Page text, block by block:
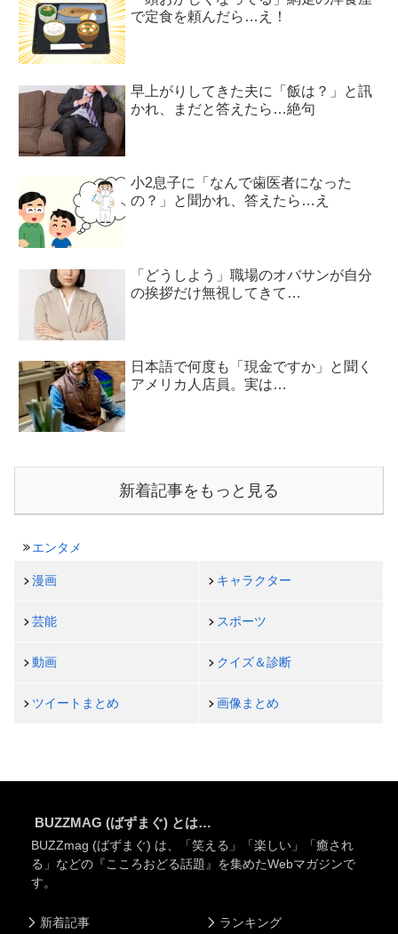
で定食を頼んだら…え！
早上がりしてきた夫に「飯は？」と訊
かれ、まだと答えたら…絶句
小2息子に「なんで歯医者になった
の？」と聞かれ、答えたら…え
「どうしよう」職場のオバサンが自分
の挨拶だけ無視してきて…
日本語で何度も「現金ですか」と聞く
アメリカ人店員。実は…
新着記事をもっと見る
エンタメ
漫画 キャラクター
芸能 スポーツ
動画 クイズ＆診断
ツイートまとめ 画像まとめ
BUZZMAG (ばずまぐ) とは…
BUZZmag (ばずまぐ) は、「笑える」「楽しい」「癒され
る」などの『こころおどる話題』を集めたWebマガジンで
す。
新着記事 ランキング